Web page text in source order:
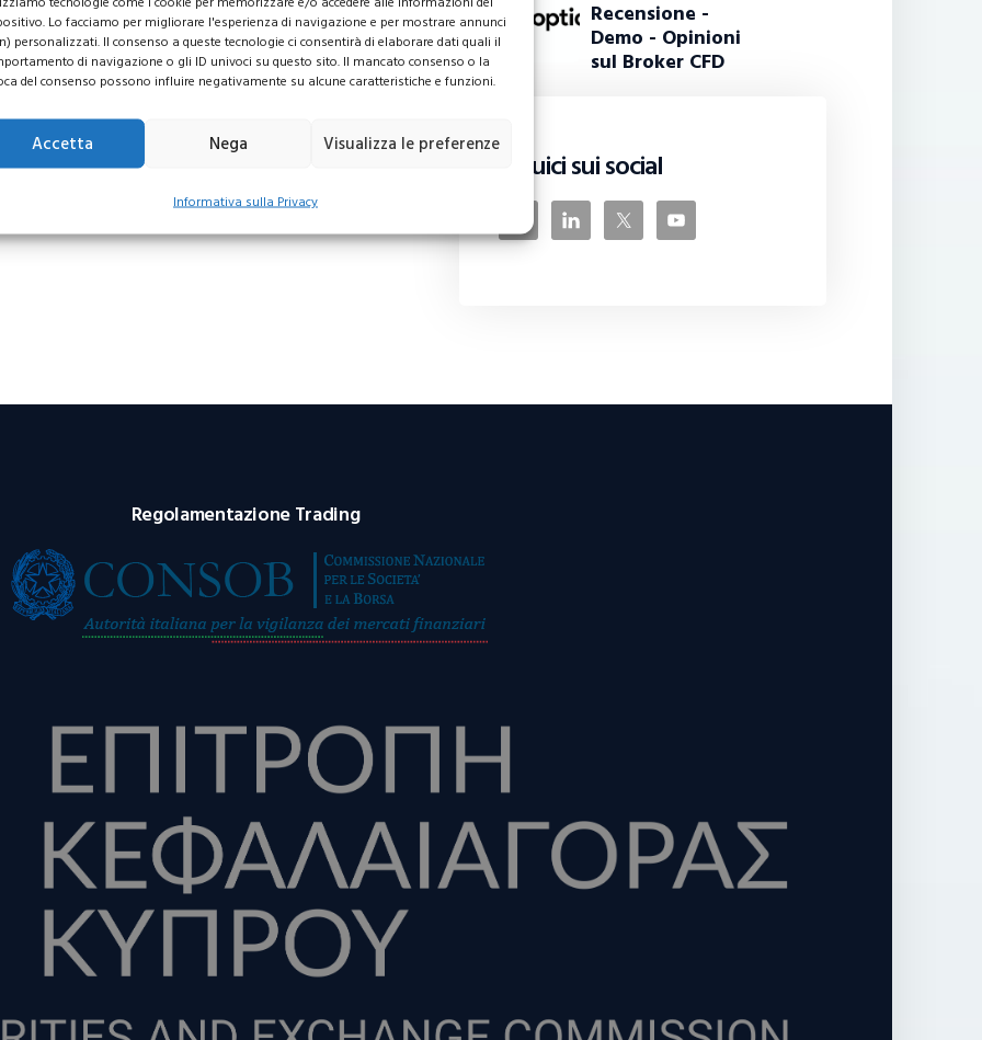
Lo facciamo per migliorare l'esperienza di navigazione e per mostrare annunci
personalizzati. Il consenso a queste tecnologie ci consentirà di elaborare dati quali il
di navigazione o gli ID univoci su questo sito. Il mancato consenso o la
del consenso possono influire negativamente su alcune caratteristiche e funzioni.
Accetta Nega Visualizza le preferenze
Informativa sulla Privacy
Recensione -
Demo - Opinioni
sul Broker CFD
Seguici sui social
Regolamentazione Trading